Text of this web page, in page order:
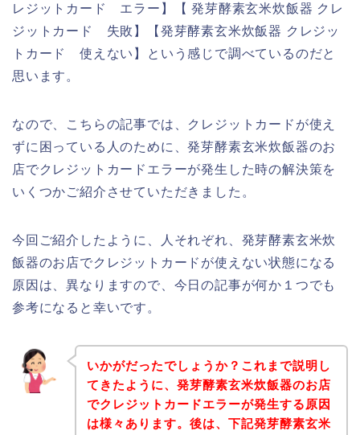
レジットカード エラー】【 発芽酵素玄米炊飯器 クレ
ジットカード 失敗】【発芽酵素玄米炊飯器 クレジッ
トカード 使えない】という感じで調べているのだと
思います。
なので、こちらの記事では、クレジットカードが使え
ずに困っている人のために、発芽酵素玄米炊飯器のお
店でクレジットカードエラーが発生した時の解決策を
いくつかご紹介させていただきました。
今回ご紹介したように、人それぞれ、発芽酵素玄米炊
飯器のお店でクレジットカードが使えない状態になる
原因は、異なりますので、今日の記事が何か１つでも
参考になると幸いです。
いかがだったでしょうか？これまで説明し
てきたように、発芽酵素玄米炊飯器のお店
でクレジットカードエラーが発生する原因
は様々あります。後は、下記発芽酵素玄米